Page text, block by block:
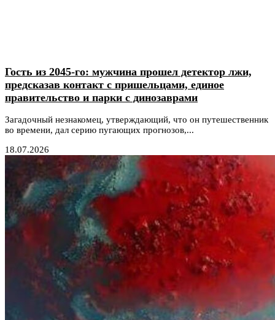
Гость из 2045-го: мужчина прошел детектор лжи,
предсказав контакт с пришельцами, единое
правительство и парки с динозаврами
Загадочный незнакомец, утверждающий, что он путешественник
во времени, дал серию пугающих прогнозов,...
18.07.2026